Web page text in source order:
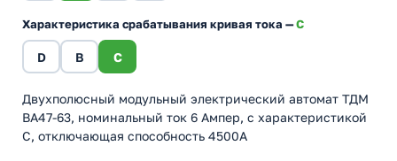
Характеристика срабатывания кривая тока —C
D B C
Двухполюсный модульный электрический автомат ТДМ
ВА47-63, номинальный ток 6 Ампер, с характеристикой
С, отключающая способность 4500А